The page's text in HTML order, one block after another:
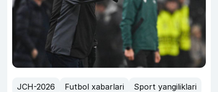
JCH-2026 Futbol xabarlari
Sport yangiliklari